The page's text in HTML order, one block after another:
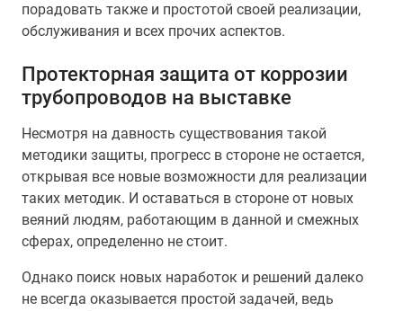
порадовать также и простотой своей реализации,
обслуживания и всех прочих аспектов.
Протекторная защита от коррозии
трубопроводов на выставке
Несмотря на давность существования такой
методики защиты, прогресс в стороне не остается,
открывая все новые возможности для реализации
таких методик. И оставаться в стороне от новых
веяний людям, работающим в данной и смежных
сферах, определенно не стоит.
Однако поиск новых наработок и решений далеко
не всегда оказывается простой задачей, ведь